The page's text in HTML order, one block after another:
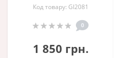
Код товару: GI2081
0
1 850 грн.